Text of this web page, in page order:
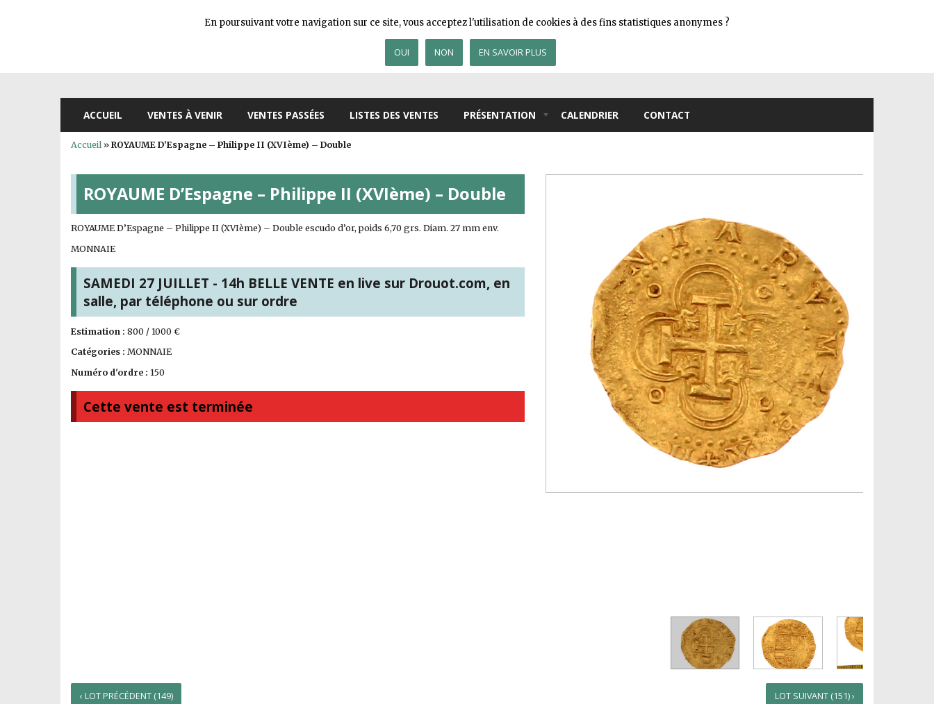
ACCUEIL VENTES À VENIR VENTES PASSÉES LISTES DES VENTES PRÉSENTATION CALENDRIER CONTACT
Accueil» ROYAUME D’Espagne – Philippe II (XVIème) – Double
ROYAUME D’Espagne – Philippe II (XVIème) – Double
ROYAUME D’Espagne – Philippe II (XVIème) – Double escudo d’or, poids 6,70 grs. Diam. 27 mm env.
MONNAIE
SAMEDI 27 JUILLET - 14h BELLE VENTE en live sur Drouot.com, en
salle, par téléphone ou sur ordre
Estimation : 800 / 1000 €
Catégories : MONNAIE
Numéro d'ordre : 150
Cette vente est terminée
‹ LOT PRÉCÉDENT (149) LOT SUIVANT (151) ›
En poursuivant votre navigation sur ce site, vous acceptez l'utilisation de cookies à des fins statistiques anonymes ?
OUI NON EN SAVOIR PLUS